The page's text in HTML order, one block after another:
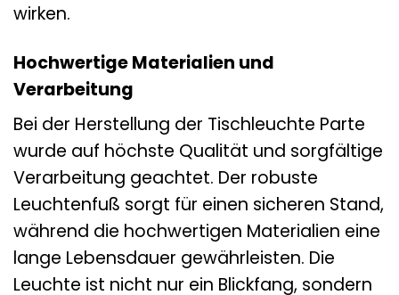
wirken.
Hochwertige Materialien und
Verarbeitung
Bei der Herstellung der Tischleuchte Parte
wurde auf höchste Qualität und sorgfältige
Verarbeitung geachtet. Der robuste
Leuchtenfuß sorgt für einen sicheren Stand,
während die hochwertigen Materialien eine
lange Lebensdauer gewährleisten. Die
Leuchte ist nicht nur ein Blickfang, sondern